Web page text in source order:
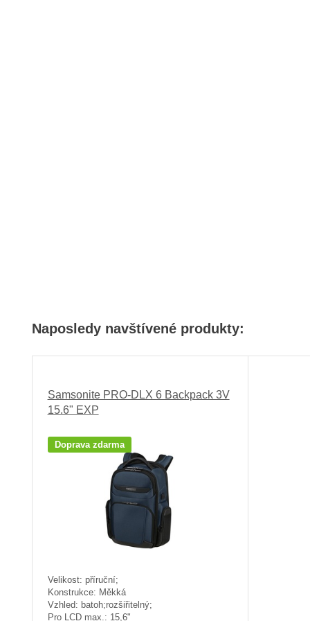
Naposledy navštívené produkty:
Samsonite PRO-DLX 6 Backpack 3V
15.6" EXP
Doprava zdarma
Velikost: příruční;
Konstrukce: Měkká
Vzhled: batoh;rozšiřitelný;
Pro LCD max.: 15,6"